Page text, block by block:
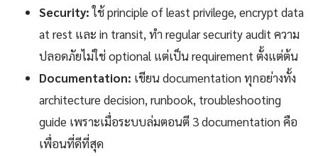
Security:ใช้ principle of least privilege, encrypt data
at rest และ in transit, ทำ regular security audit ความ
ปลอดภัยไม่ใช่ optional แต่เป็น requirement ตั้งแต่ต้น
Documentation: เขียน documentation ทุกอย่างทั้ง
architecture decision, runbook, troubleshooting
guide เพราะเมื่อระบบล่มตอนตี 3 documentation คือ
เพื่อนที่ดีที่สุด